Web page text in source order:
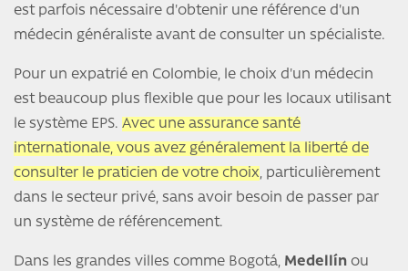
est parfois nécessaire d'obtenir une référence d'un
médecin généraliste avant de consulter un spécialiste.
Pour un expatrié en Colombie, le choix d'un médecin
est beaucoup plus flexible que pour les locaux utilisant
le système EPS. Avec une assurance santé
internationale, vous avez généralement la liberté de
consulter le praticien de votre choix, particulièrement
dans le secteur privé, sans avoir besoin de passer par
un système de référencement.
Dans les grandes villes comme Bogotá, Medellín ou